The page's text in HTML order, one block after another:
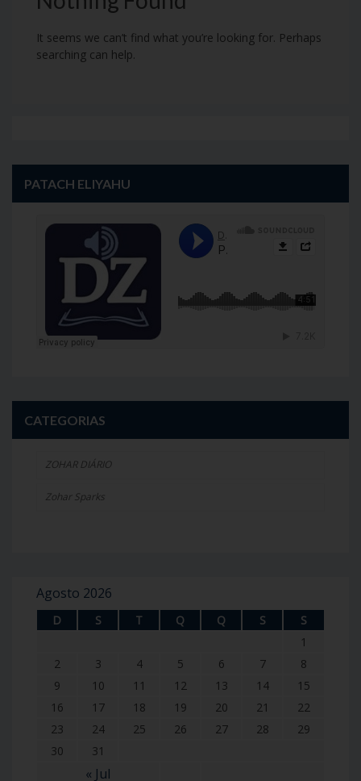
It seems we can’t find what you’re looking for. Perhaps
searching can help.
PATACH ELIYAHU
CATEGORIAS
ZOHAR DIÁRIO
Zohar Sparks
Agosto 2026
D S T Q Q S S
« Jul
1
2
3 4 5 6 7
8
9
10 11 12 13 14
15
16
17 18 19 20 21
22
23
24 25 26 27 28
29
30
31